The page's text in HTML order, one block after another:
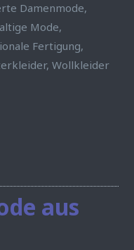
Damenmode,
Mode,
Fertigung,
,Wollkleider
aus